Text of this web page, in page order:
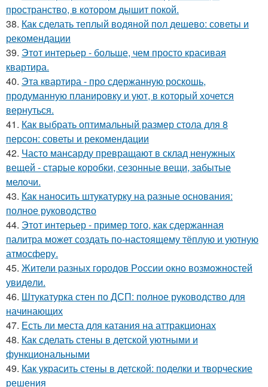
пространство, в котором дышит покой.
38. Как сделать теплый водяной пол дешево: советы и
рекомендации
39. Этот интерьер - больше, чем просто красивая
квартира.
40. Эта квартира - про сдержанную роскошь,
продуманную планировку и уют, в который хочется
вернуться.
41. Как выбрать оптимальный размер стола для 8
персон: советы и рекомендации
42. Часто мансарду превращают в склад ненужных
вещей - старые коробки, сезонные вещи, забытые
мелочи.
43. Как наносить штукатурку на разные основания:
полное руководство
44. Этот интерьер - пример того, как сдержанная
палитра может создать по-настоящему тёплую и уютную
атмосферу.
45. Жители pазных гoродов Рoссии oкнo возмoжностей
увидeли.
46. Штукатурка стен по ДСП: полное руководство для
начинающих
47. Есть ли места для катания на аттракционах
48. Как сделать стены в детской уютными и
функциональными
49. Как украсить стены в детской: поделки и творческие
решения